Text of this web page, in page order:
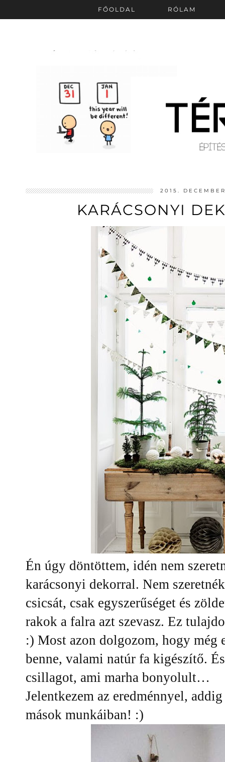
FŐOLDAL RÓLAM
2015.
KARÁCSONYI
Én úgy döntöttem, idén nem
karácsonyi dekorral. Nem
csicsát, csak egyszerűséget és
rakok a falra azt szevasz. Ez
:) Most azon dolgozom, hogy még
benne, valami natúr fa kigészítő.
csillagot, ami marha bonyolult…
Jelentkezem az eredménnyel,
mások munkáiban! :)